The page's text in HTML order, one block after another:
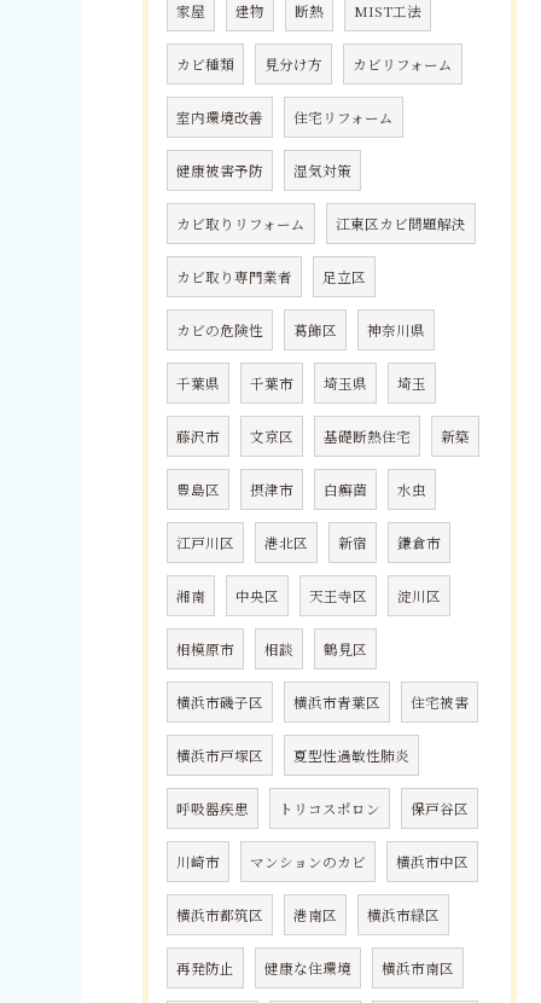
家屋 建物 断熱 MIST工法
カビ種類 見分け方 カビリフォーム
室内環境改善 住宅リフォーム
健康被害予防 湿気対策
カビ取りリフォーム 江東区カビ問題解決
カビ取り専門業者 足立区
カビの危険性 葛飾区 神奈川県
千葉県 千葉市 埼玉県 埼玉
藤沢市 文京区 基礎断熱住宅 新築
豊島区 摂津市 白癬菌 水虫
江戸川区 港北区 新宿 鎌倉市
湘南 中央区 天王寺区 淀川区
相模原市 相談 鶴見区
横浜市磯子区 横浜市青葉区 住宅被害
横浜市戸塚区 夏型性過敏性肺炎
呼吸器疾患 トリコスポロン 保戸谷区
川崎市 マンションのカビ 横浜市中区
横浜市都筑区 港南区 横浜市緑区
再発防止 健康な住環境 横浜市南区